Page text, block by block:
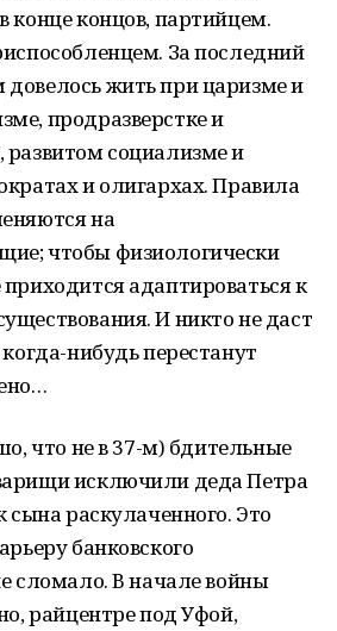
конце концов, партийцем.
За последний
жить при царизме и
продразверстке и
развитом социализме и
и олигархах. Правила
на
чтобы физиологически
адаптироваться к
И никто не даст
нибудь перестанут
что не в 37-м) бдительные
исключили деда Петра
сына раскулаченного. Это
банковского
сломало. В начале войны
райцентре под Уфой,